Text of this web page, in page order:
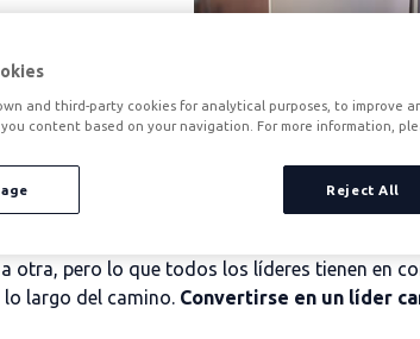
otra, pero lo que todos los líderes tienen en
largo del camino. Convertirse en un líder
and third-party cookies for analytical purposes, to improve
content based on your navigation. For more information,
Reject All